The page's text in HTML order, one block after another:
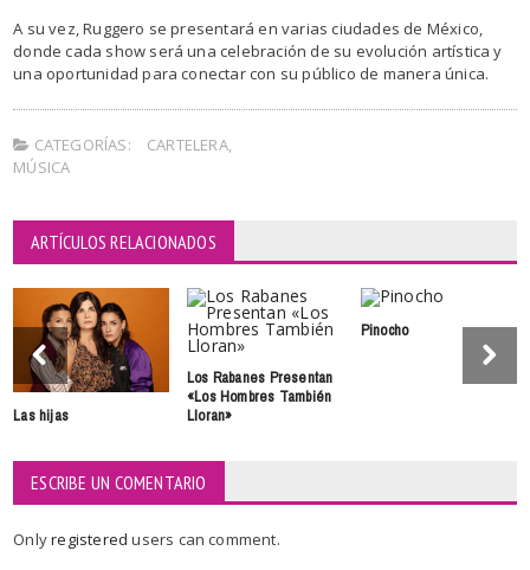
A su vez, Ruggero se presentará en varias ciudades de México,
donde cada show será una celebración de su evolución artística y
una oportunidad para conectar con su público de manera única.
CATEGORÍAS: CARTELERA,
MÚSICA
ARTÍCULOS RELACIONADOS
Las hijas
Los Rabanes Presentan
«Los Hombres También
Lloran»
Pinocho
ESCRIBE UN COMENTARIO
Onlyregisteredusers can comment.